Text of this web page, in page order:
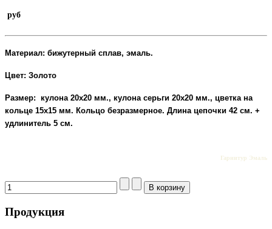
руб
Материал: бижутерный сплав, эмаль.
Цвет: Золото
Размер: кулона 20х20 мм., кулона серьги 20х20 мм., цветка на
кольце 15х15 мм. Кольцо безразмерное. Длина цепочки 42 см. +
удлинитель 5 см.
Гарнитур Эмаль
Продукция